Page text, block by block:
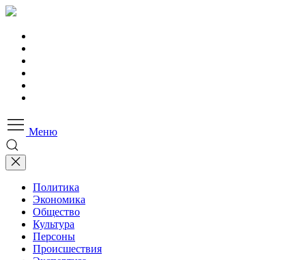
Меню
Политика
Экономика
Общество
Культура
Персоны
Происшествия